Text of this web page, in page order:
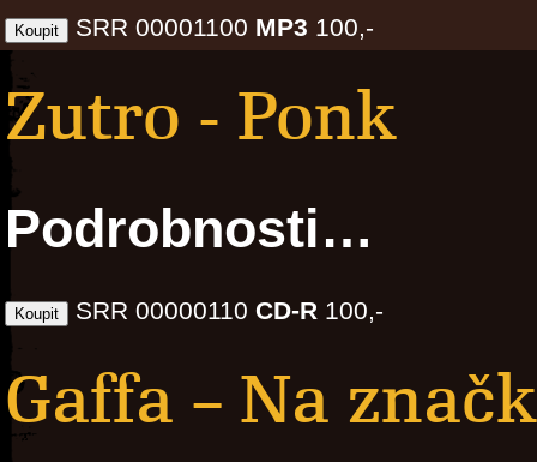
SRR 00001100 MP3 100,-
Zutro - Ponk
Podrobnosti…
SRR 00000110 CD-R 100,-
Gaffa – Na